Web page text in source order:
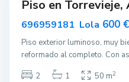
Piso en Torrevieje,
696959181 Lola 600
Piso exterior luminoso, muy
reformado al completo. Con
2
1 50 m2